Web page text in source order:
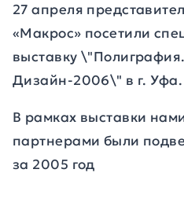
27 апреля
«Макрос» посетили
выставку
Дизайн-2006\" в г. Уфа.
В рамках выставки
партнерами были
за 2005 год